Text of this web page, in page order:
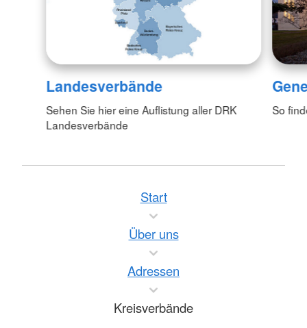
Landesverbände
Sehen Sie hier eine Auflistung aller DRK
Landesverbände
So
Start
Über uns
Adressen
Kreisverbände